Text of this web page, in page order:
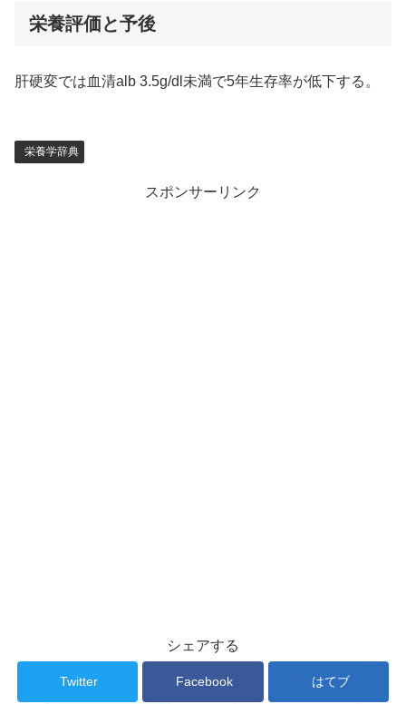
栄養評価と予後
肝硬変では血清alb 3.5g/dl未満で5年生存率が低下する。
栄養学辞典
スポンサーリンク
シェアする
Twitter Facebook はてブ